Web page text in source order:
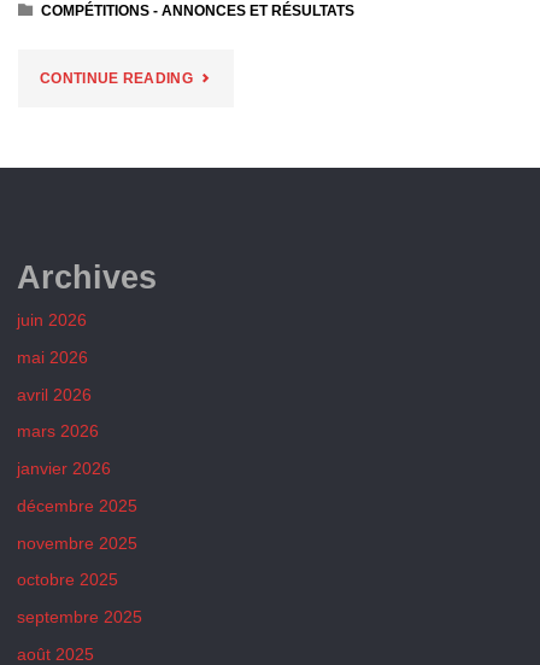
COMPÉTITIONS - ANNONCES ET RÉSULTATS
CONTINUE READING"CHALLENGE
2025
Archives
juin 2026
mai 2026
avril 2026
mars 2026
janvier 2026
décembre 2025
novembre 2025
octobre 2025
septembre 2025
août 2025